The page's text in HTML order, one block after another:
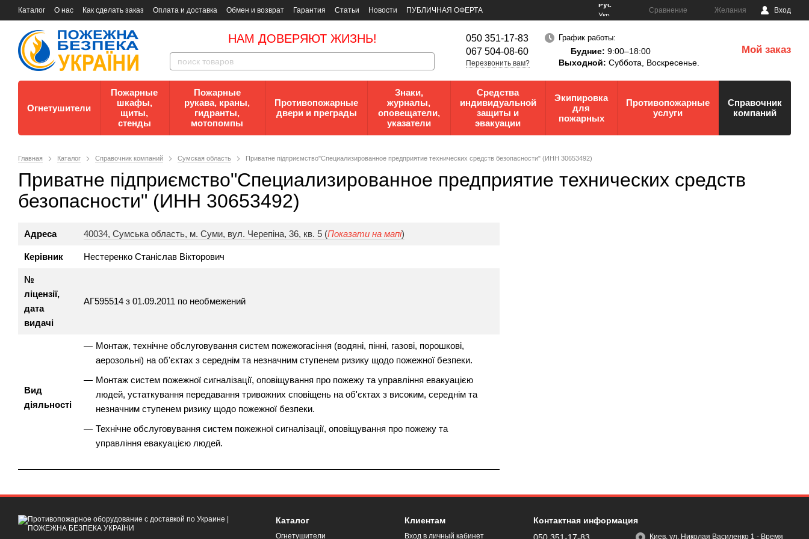
Каталог О нас Как сделать заказ Оплата и доставка Обмен и возврат Гарантия Статьи Новости
ПУБЛИЧНАЯ ОФЕРТА
Документы
Контакты Документы по пожарной безопасности
Рус
Укр
Сравнение Желания Вход
НАМ ДОВЕРЯЮТ ЖИЗНЬ!
050 351-17-83
067 504-08-60
Перезвонить вам?
График работы:
Будние: 9:00–18:00
Выходной: Суббота, Воскресенье.
Мой заказ
Огнетушители
Пожарные
шкафы,
щиты,
стенды
Пожарные
рукава, краны,
гидранты,
мотопомпы
Противопожарные
двери и преграды
Знаки,
журналы,
оповещатели,
указатели
Средства
индивидуальной
защиты и
эвакуации
Экипировка
для
пожарных
Противопожарные
услуги
Справочник
компаний
Главная Каталог Справочник компаний Сумская область Приватне підприємство"Специализированное предприятие технических средств безопасности" (ИНН 30653492)
Приватне підприємство"Специализированное предприятие технических средств
безопасности" (ИНН 30653492)
Адреса 40034, Сумська область, м. Суми, вул. Черепіна, 36, кв. 5 (Показати на мапі)
Керівник Нестеренко Станіслав Вікторович
№
ліцензії,
дата
видачі
АГ595514 з 01.09.2011 по необмежений
Вид
діяльності
Монтаж, технічне обслуговування систем пожежогасіння (водяні, пінні, газові, порошкові,
аерозольні) на об'єктах з середнім та незначним ступенем ризику щодо пожежної безпеки.
Монтаж систем пожежної сигналізації, оповіщування про пожежу та управління евакуацією
людей, устаткування передавання тривожних сповіщень на об'єктах з високим, середнім та
незначним ступенем ризику щодо пожежної безпеки.
Технічне обслуговування систем пожежної сигналізації, оповіщування про пожежу та
управління евакуацією людей.
Каталог
Огнетушители
Клиентам
Вход в личный кабинет
Контактная информация
Киев, ул. Николая Василенко 1 - Время